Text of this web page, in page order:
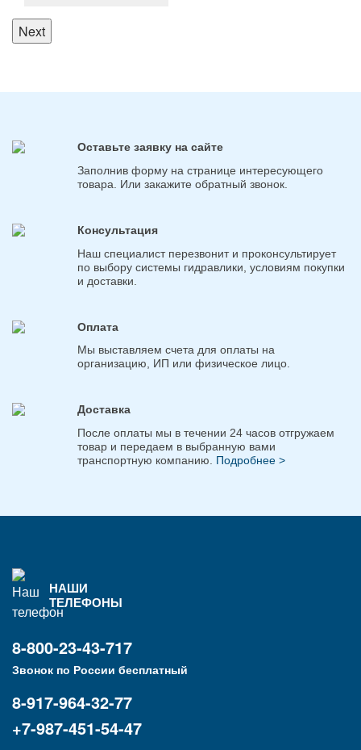
Next
Оставьте заявку на сайте
Заполнив форму на странице интересующего
товара. Или закажите обратный звонок.
Консультация
Наш специалист перезвонит и проконсультирует
по выбору системы гидравлики, условиям покупки
и доставки.
Оплата
Мы выставляем счета для оплаты на
организацию, ИП или физическое лицо.
Доставка
После оплаты мы в течении 24 часов отгружаем
товар и передаем в выбранную вами
транспортную компанию. Подробнее >
НАШИ
ТЕЛЕФОНЫ
8-800-23-43-717
Звонок по России бесплатный
8-917-964-32-77
+7-987-451-54-47